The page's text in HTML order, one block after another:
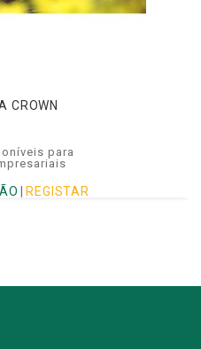
CROWN
para
REGISTAR